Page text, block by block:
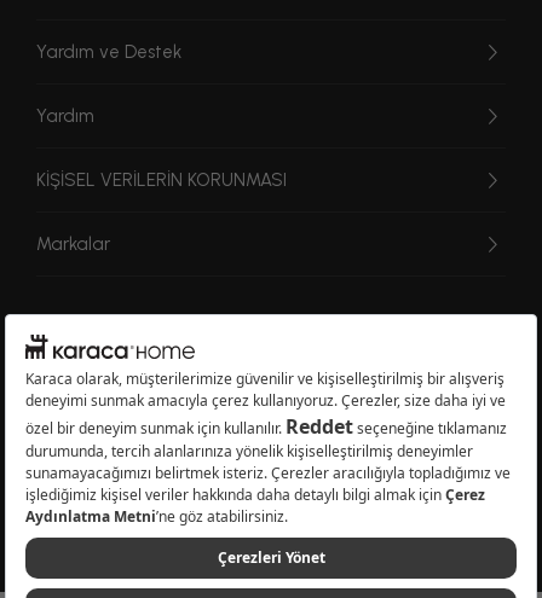
Yardım ve Destek
Yardım
KİŞİSEL VERİLERİN KORUNMASI
Markalar
© 2026 Karaca Home Collection Tekstil Sanayi ve Ticaret A.Ş. - Tüm hakları
saklıdır.